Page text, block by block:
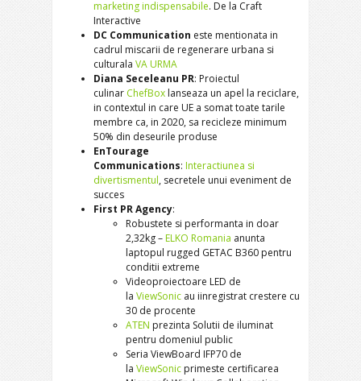
marketing indispensabile. De la Craft
Interactive
DC Communication este mentionata in
cadrul miscarii de regenerare urbana si
culturala VA URMA
Diana Seceleanu PR: Proiectul
culinar ChefBox lanseaza un apel la reciclare,
in contextul in care UE a somat toate tarile
membre ca, in 2020, sa recicleze minimum
50% din deseurile produse
EnTourage
Communications: Interactiunea si
divertismentul, secretele unui eveniment de
succes
First PR Agency:
Robustete si performanta in doar
2,32kg –ELKO Romania anunta
laptopul rugged GETAC B360 pentru
conditii extreme
Videoproiectoare LED de
la ViewSonic au iinregistrat crestere cu
30 de procente
ATEN prezinta Solutii de iluminat
pentru domeniul public
Seria ViewBoard IFP70 de
la ViewSonic primeste certificarea